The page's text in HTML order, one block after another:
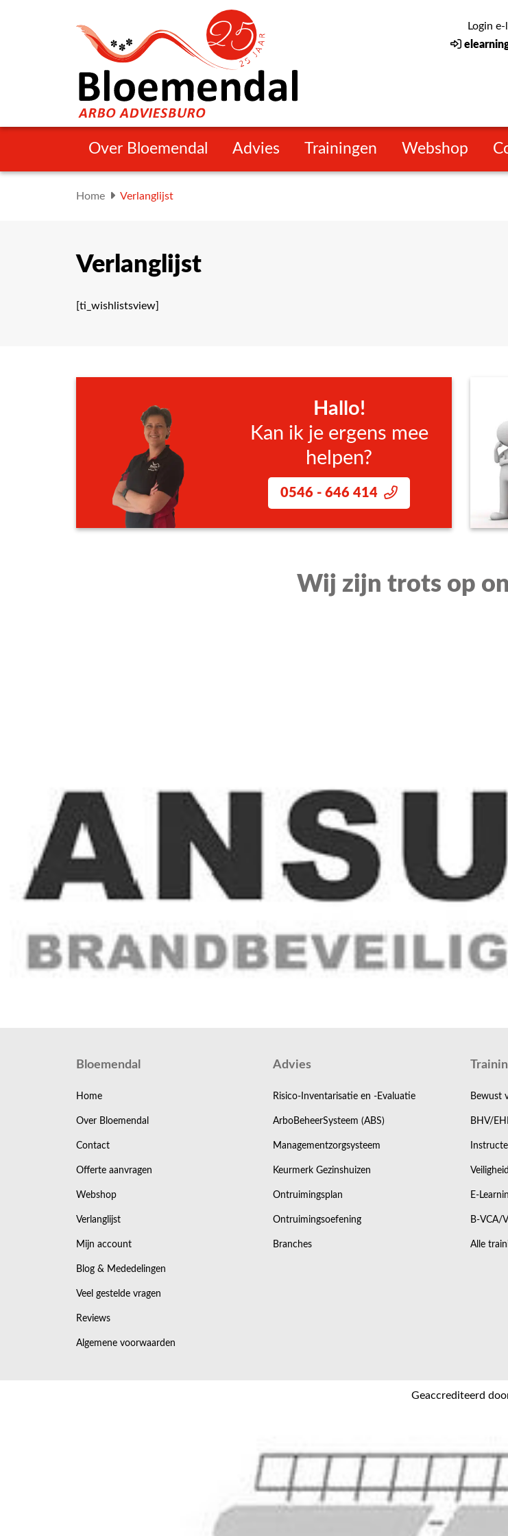
Login
Over Bloemendal Advies Trainingen Webshop
Home Verlanglijst
Verlanglijst
[ti_wishlistsview]
Hallo!
Kan ik je ergens mee
helpen?
0546 - 646 414
Wij zijn trots op
Bloemendal
Home
Over Bloemendal
Contact
Offerte aanvragen
Webshop
Verlanglijst
Mijn account
Blog & Mededelingen
Veel gestelde vragen
Reviews
Algemene voorwaarden
Advies
Risico-Inventarisatie en -Evaluatie
ArboBeheerSysteem (ABS)
Managementzorgsysteem
Keurmerk Gezinshuizen
Ontruimingsplan
Ontruimingsoefening
Branches
Bewust
BHV/
E-
B-VCA/
Alle
Geaccrediteerd